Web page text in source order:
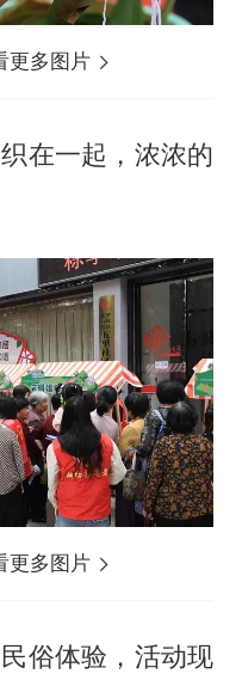
更多图片
在一起，浓浓的
更多图片
俗体验，活动现